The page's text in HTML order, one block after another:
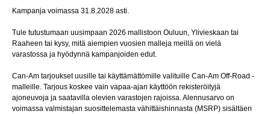
Kampanja voimassa 31.8.2028 asti.
Tule tutustumaan uusimpaan 2026 mallistoon Ouluun, Ylivieskaan tai
Raaheen tai kysy, mitä aiempien vuosien malleja meillä on vielä
varastossa ja hyödynnä kampanjoiden edut.
Can-Am tarjoukset uusille tai käyttämättömille valituille Can-Am Off-Road -
malleille. Tarjous koskee vain vapaa-ajan käyttöön rekisteröityjä
ajoneuvoja ja saatavilla olevien varastojen rajoissa. Alennusarvo on
voimassa valmistajan suosittelemasta vähittäishinnasta (MSRP) sisältäen